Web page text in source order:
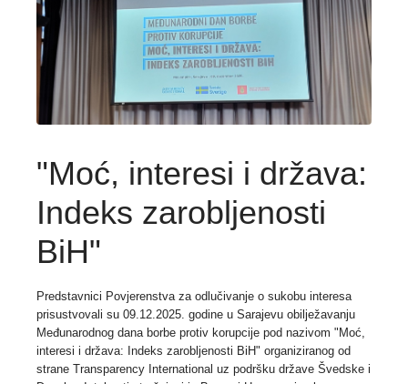
"Moć, interesi i država:
Indeks zarobljenosti
BiH"
Predstavnici Povjerenstva za odlučivanje o sukobu interesa
prisustvovali su 09.12.2025. godine u Sarajevu obilježavanju
Međunarodnog dana borbe protiv korupcije pod nazivom "Moć,
interesi i država: Indeks zarobljenosti BiH" organiziranog od
strane Transparency International uz podršku države Švedske i